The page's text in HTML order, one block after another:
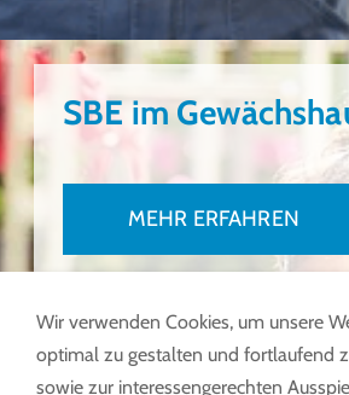
SBE im
MEHR ERFAHREN
Wir verwenden Cookies, um unsere
optimal zu gestalten und fortlaufend
sowie zur interessengerechten